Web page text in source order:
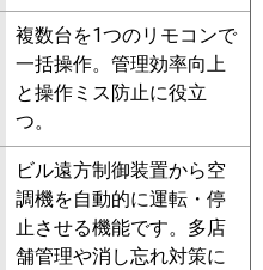
複数台を1つのリモコンで
一括操作。管理効率向上
と操作ミス防止に役立
つ。
ビル遠方制御装置から空
調機を自動的に運転・停
止させる機能です。多店
舗管理や消し忘れ対策に